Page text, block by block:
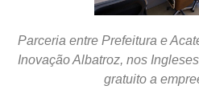
Parceria entre Prefeitura e
Inovação Albatroz, nos
gratuito a